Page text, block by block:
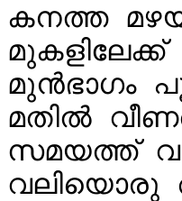
കനത്ത
മുൻഭാഗം
മതിൽ
സമയത്ത്
വലിയൊരു